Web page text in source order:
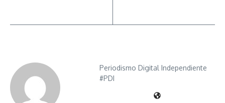
Periodismo Digital Independiente
#PDI